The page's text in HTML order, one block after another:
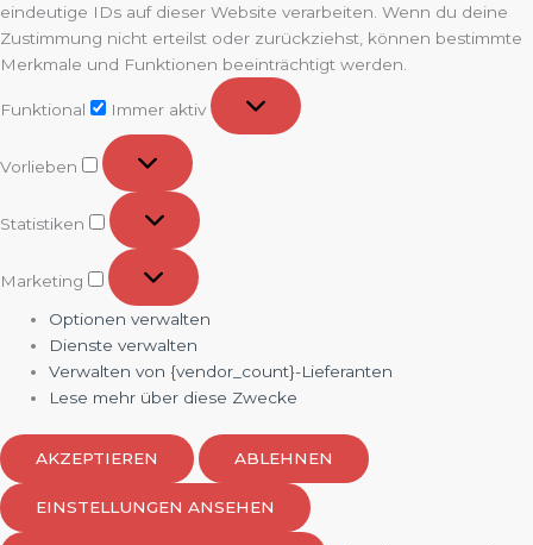
eindeutige IDs auf dieser Website verarbeiten. Wenn du deine
Zustimmung nicht erteilst oder zurückziehst, können bestimmte
Merkmale und Funktionen beeinträchtigt werden.
Funktional
Immer aktiv
Vorlieben
Vorlieben
Statistiken
Statistiken
Marketing
Marketing
Optionen verwalten
Dienste verwalten
Verwalten von {vendor_count}-Lieferanten
Lese mehr über diese Zwecke
AKZEPTIEREN ABLEHNEN
EINSTELLUNGEN ANSEHEN